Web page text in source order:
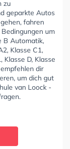
zu
geparkte Autos
fahren
um
B Automatik,
Klasse C1,
Klasse D, Klasse
dir
um dich gut
van Loock -